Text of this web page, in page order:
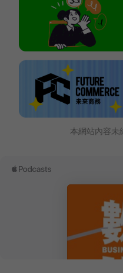
本網站內容未